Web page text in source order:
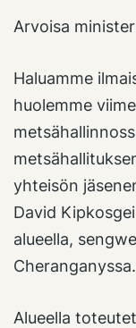
Arvoisa
Haluamme
huolemme
yhteisön
David
alueella,
Cheranganyssa.
Alueella